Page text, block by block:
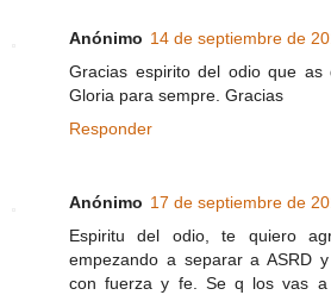
Anónimo 14 de septiembre de
Gracias espirito del odio que
Gloria para sempre. Gracias
Responder
Anónimo 17 de septiembre de
Espiritu del odio, te quiero
empezando a separar a ASRD
con fuerza y fe. Se q los vas a